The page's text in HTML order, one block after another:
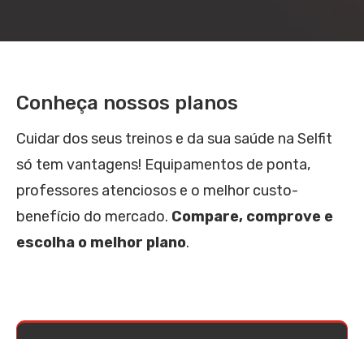
Conheça nossos planos
Cuidar dos seus treinos e da sua saúde na Selfit
só tem vantagens! Equipamentos de ponta,
professores atenciosos e o melhor custo-
benefício do mercado. Compare, comprove e
escolha o melhor plano.